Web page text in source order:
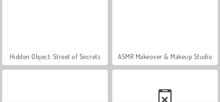
Hidden Object: Street of Secrets ASMR Makeover & Makeup Studio